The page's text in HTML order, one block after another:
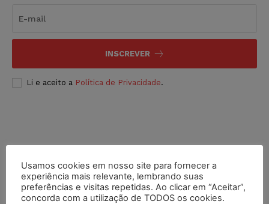
INSCREVER
Li e aceito a Política de Privacidade.
Usamos cookies em nosso site para fornecer a
experiência mais relevante, lembrando suas
preferências e visitas repetidas. Ao clicar em “Aceitar”,
concorda com a utilização de TODOS os cookies.